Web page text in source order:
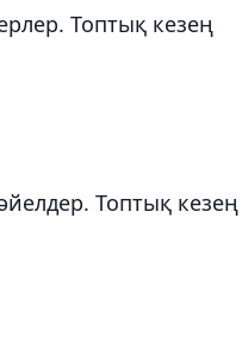
Топтық кезең
Топтық кезең